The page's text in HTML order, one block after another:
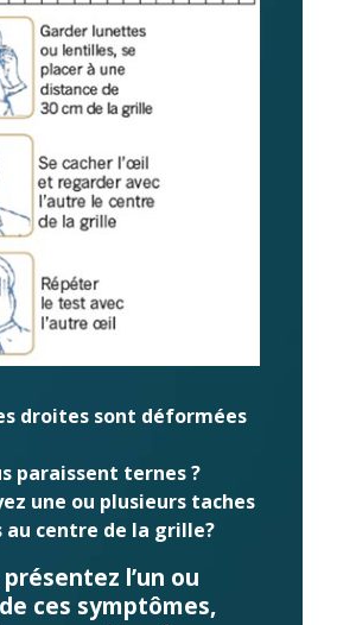
droites sont déformées
paraissent ternes ?
une ou plusieurs taches
au centre de la grille?
l’un ou
ces symptômes,